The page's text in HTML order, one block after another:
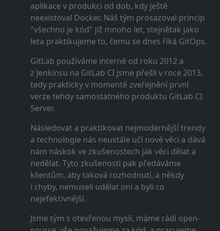
aplikace v produkci od dob, kdy ještě
neexistoval Docker. Náš tým prosazoval princip
"všechno je kód" již mnoho let, stejnětak jako
leta praktikujeme to, čemu se dnes říká GitOps.
GitLab používáme interně od roku 2012 a
z Jenkinsu na GitLab CI jsme přešli v roce 2013,
tedy prakticky v momentě zveřejnění první
verze tehdy samostatného produktu GitLab CI
Server.
Následovat a praktikovat nejmodernější trendy
a technologie nás neustále učí nové věci a dává
nám náskok ve zkušenostech jak věci dělat a
nedělat. Tyto zkušenosti pak předáváme
klientům, aby taková rozhodnutí, a někdy
i chyby, nemuseli udělat oni a byli co
nejefektivnější.
Jsme tým s otevřenou myslí, máme rádi open-